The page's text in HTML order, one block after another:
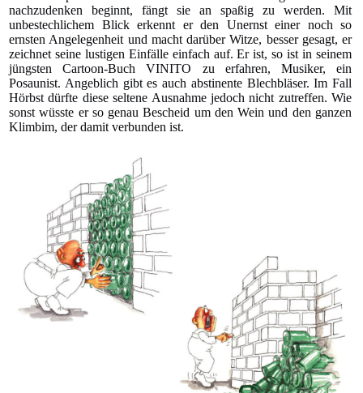
nachzudenken beginnt, fängt sie an spaßig zu werden. Mit
unbestechlichem Blick erkennt er den Unernst einer noch so
ernsten Angelegenheit und macht darüber Witze, besser gesagt, er
zeichnet seine lustigen Einfälle einfach auf. Er ist, so ist in seinem
jüngsten Cartoon-Buch VINITO zu erfahren, Musiker, ein
Posaunist. Angeblich gibt es auch abstinente Blechbläser. Im Fall
Hörbst dürfte diese seltene Ausnahme jedoch nicht zutreffen. Wie
sonst wüsste er so genau Bescheid um den Wein und den ganzen
Klimbim, der damit verbunden ist.